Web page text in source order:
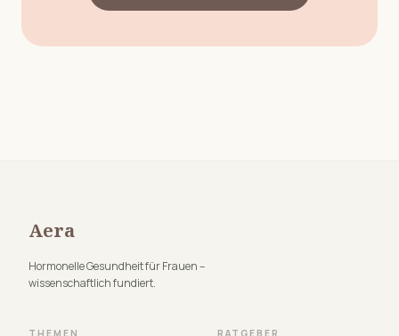
Aera
Hormonelle Gesundheit für Frauen –
wissenschaftlich fundiert.
THEMEN RATGEBER